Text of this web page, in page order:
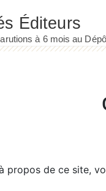
propos de ce site,